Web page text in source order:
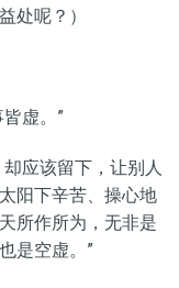
处呢？）
虚。”
应该留下，让别人
阳下辛苦、操心地
所作所为，无非是
是空虚。”